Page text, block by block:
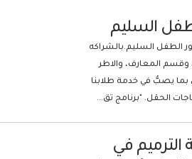
السليم
الطفل السليم.بالشراكه
المعارف، والاطر
بما يصبُّ في خدمة طلابنا
الحقل. "برنامج تق...
الترميم في